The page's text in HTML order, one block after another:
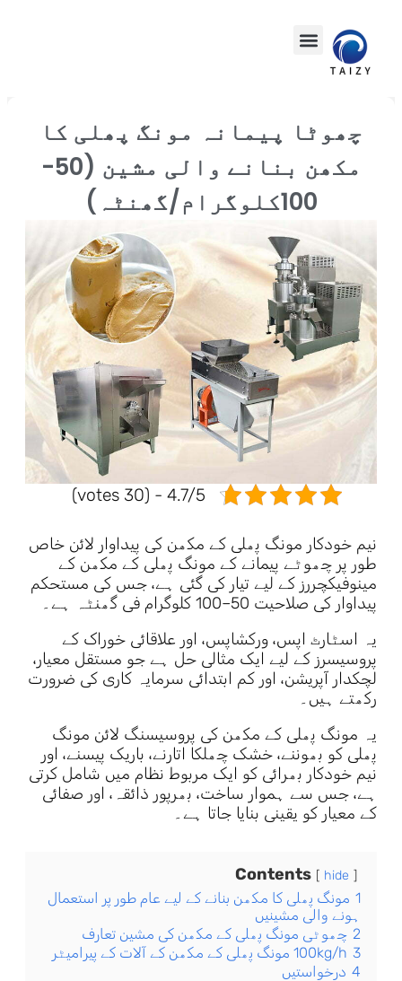
چھوٹا پیمانہ مونگ پھلی کا
مکھن بنانے والی مشین (50-
100کلوگرام/گھنٹہ)
4.7/5 - (30 votes)
نیم خودکار مونگ پھلی کے مکھن کی پیداوار لائن خاص
طور پر چھوٹے پیمانے کے مونگ پھلی کے مکھن کے
مینوفیکچررز کے لیے تیار کی گئی ہے، جس کی مستحکم
پیداوار کی صلاحیت 50–100 کلوگرام فی گھنٹہ ہے۔
یہ اسٹارٹ اپس، ورکشاپس، اور علاقائی خوراک کے
پروسیسرز کے لیے ایک مثالی حل ہے جو مستقل معیار،
لچکدار آپریشن، اور کم ابتدائی سرمایہ کاری کی ضرورت
رکھتے ہیں۔
یہ مونگ پھلی کے مکھن کی پروسیسنگ لائن مونگ
پھلی کو بھوننے، خشک چھلکا اتارنے، باریک پیسنے، اور
نیم خودکار بھرائی کو ایک مربوط نظام میں شامل کرتی
ہے، جس سے ہموار ساخت، بھرپور ذائقہ، اور صفائی
کے معیار کو یقینی بنایا جاتا ہے۔
Contents hide
1 مونگ پھلی کا مکھن بنانے کے لیے عام طور پر استعمال
ہونے والی مشینیں
2 چھوٹی مونگ پھلی کے مکھن کی مشین تعارف
3 100kg/h مونگ پھلی کے مکھن کے آلات کے پیرامیٹر
4 درخواستیں